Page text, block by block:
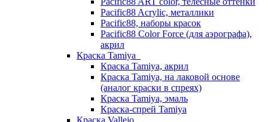
Pacific88 Acrylic, металлики
Pacific88, наборы красок
Pacific88 Color Force (для аэрографа),
акрил
Краска Tamiya
Краска Tamiya, акрил
Краска Tamiya, на лаковой основе
(аналог краски в спреях)
Краска Tamiya, эмаль
Краска-спрей Tamiya
Краска Vallejo